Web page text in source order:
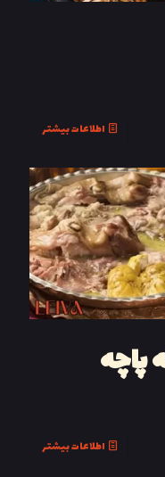
اطلاعات بیشتر
پاچه
اطلاعات بیشتر